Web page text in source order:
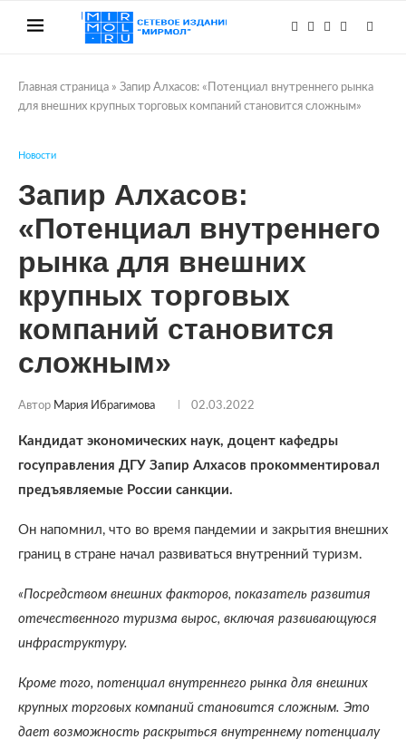
Главная страница » Запир Алхасов: «Потенциал внутреннего рынка
для внешних крупных торговых компаний становится сложным»
Новости
Запир Алхасов:
«Потенциал внутреннего
рынка для внешних
крупных торговых
компаний становится
сложным»
Автор Мария Ибрагимова 02.03.2022
Кандидат экономических наук, доцент кафедры
госуправления ДГУ Запир Алхасов прокомментировал
предъявляемые России санкции.
Он напомнил, что во время пандемии и закрытия внешних
границ в стране начал развиваться внутренний туризм.
«Посредством внешних факторов, показатель развития
отечественного туризма вырос, включая развивающуюся
инфраструктуру.
Кроме того, потенциал внутреннего рынка для внешних
крупных торговых компаний становится сложным. Это
дает возможность раскрыться внутреннему потенциалу